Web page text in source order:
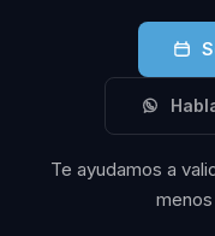
Te ayudamos a